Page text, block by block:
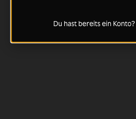
Du hast bereits ein Konto?